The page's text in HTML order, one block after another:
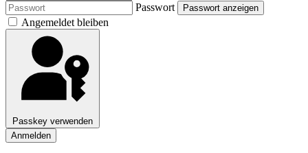
Passwort
Passwort anzeigen
Angemeldet bleiben
Passkey verwenden
Anmelden